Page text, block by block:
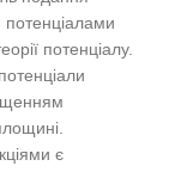
потенціалами
потенціалу.
є